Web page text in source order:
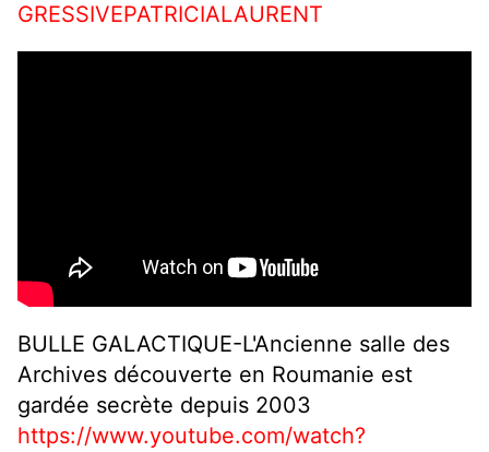
GRESSIVEPATRICIALAURENT
BULLE GALACTIQUE-L'Ancienne salle des
Archives découverte en Roumanie est
gardée secrète depuis 2003
https://www.youtube.com/watch?